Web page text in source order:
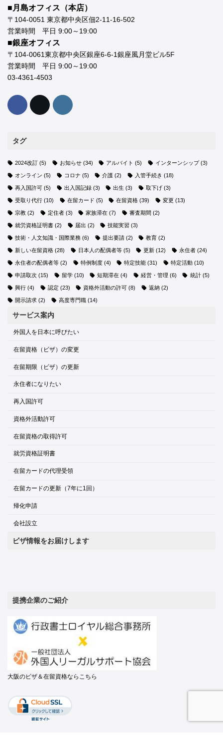
■月島オフィス（本店）
〒104-0051 東京都中央区佃2-11-16-502
営業時間 平日 9:00～19:00
■銀座オフィス
〒104-0061東京都中央区銀座6-6-1銀座風月堂ビル5F
営業時間 平日 9:00～19:00
03-4361-4503
タグ
2024改訂 (5) お知らせ(34) アルバイト (5) インターンシップ(3)
オンライン (5) コロナ (5) 介護 (2) 入管手続き (18)
再入国許可 (5) 出入国記録(3) 出生 (3) 取下げ(3)
受取り代行 (10) 在留カード (5) 在留資格 (39) 変更 (13)
宗教 (2) 定住者(3) 家族滞在 (7) 審査期間 (2)
就労資格証明書 (2) 届出 (2) 技能実習 (3)
技術・人文知識・国際業務 (6) 提出要請(2) 教育 (2)
新しい在留資格 (28) 日本人の配偶者等(5) 更新 (12) 永住者(24)
永住者の配偶者等 (2) 特例制度(4) 特定技能 (31) 特定活動(10)
申請取次 (15) 留学(10) 短期滞在 (4) 経営・管理 (6) 統計(5)
興行 (4) 認定 (23) 資格外活動の許可 (8) 返納(2)
開示請求 (2) 高度専門職(14)
サービス案内
外国人を日本に呼びたい
在留資格（ビザ）の変更
在留期限（ビザ）の更新
永住者になりたい
再入国許可
資格外活動許可
在留資格の取得許可
就労資格証明書
在留カードの代理受領
在留カードの更新（7年に1回）
帰化申請
会社設立
ビザ情報をお届けします
提携企業のご紹介
大阪のビザ＆在留資格ならこちら